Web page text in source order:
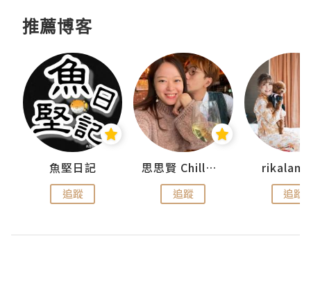
推薦博客
魚堅日記
追蹤
思思賢 ChillMyBabe
追蹤 追蹤